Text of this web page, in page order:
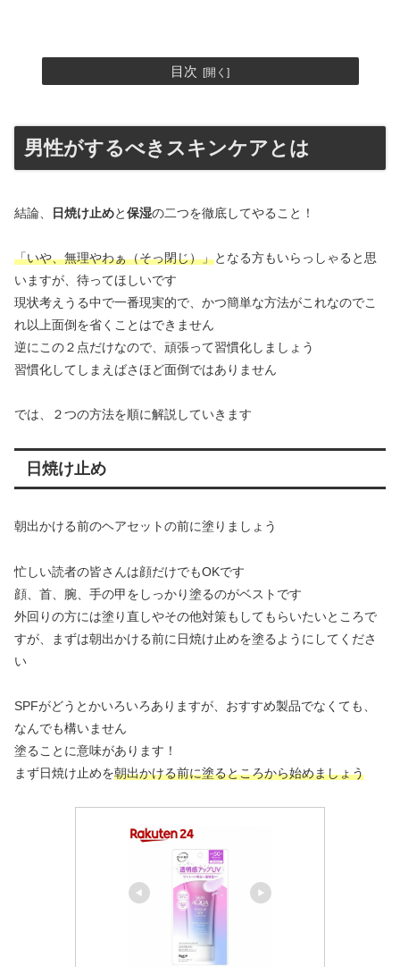
目次
男性がするべきスキンケアとは
結論、 日焼け止めと保湿の二つを徹底してやること！
「いや、無理やわぁ（そっ閉じ）」となる方もいらっしゃると思
いますが、待ってほしいです
現状考えうる中で一番現実的で、かつ簡単な方法がこれなのでこ
れ以上面倒を省くことはできません
逆にこの２点だけなので、頑張って習慣化しましょう
習慣化してしまえばさほど面倒ではありません
では、２つの方法を順に解説していきます
日焼け止め
朝出かける前のヘアセットの前に塗りましょう
忙しい読者の皆さんは顔だけでもOKです
顔、首、腕、手の甲をしっかり塗るのがベストです
外回りの方には塗り直しやその他対策もしてもらいたいところで
すが、まずは朝出かける前に日焼け止めを塗るようにしてくださ
い
SPFがどうとかいろいろありますが、おすすめ製品でなくても、
なんでも構いません
塗ることに意味があります！
まず日焼け止めを朝出かける前に塗るところから始めましょう